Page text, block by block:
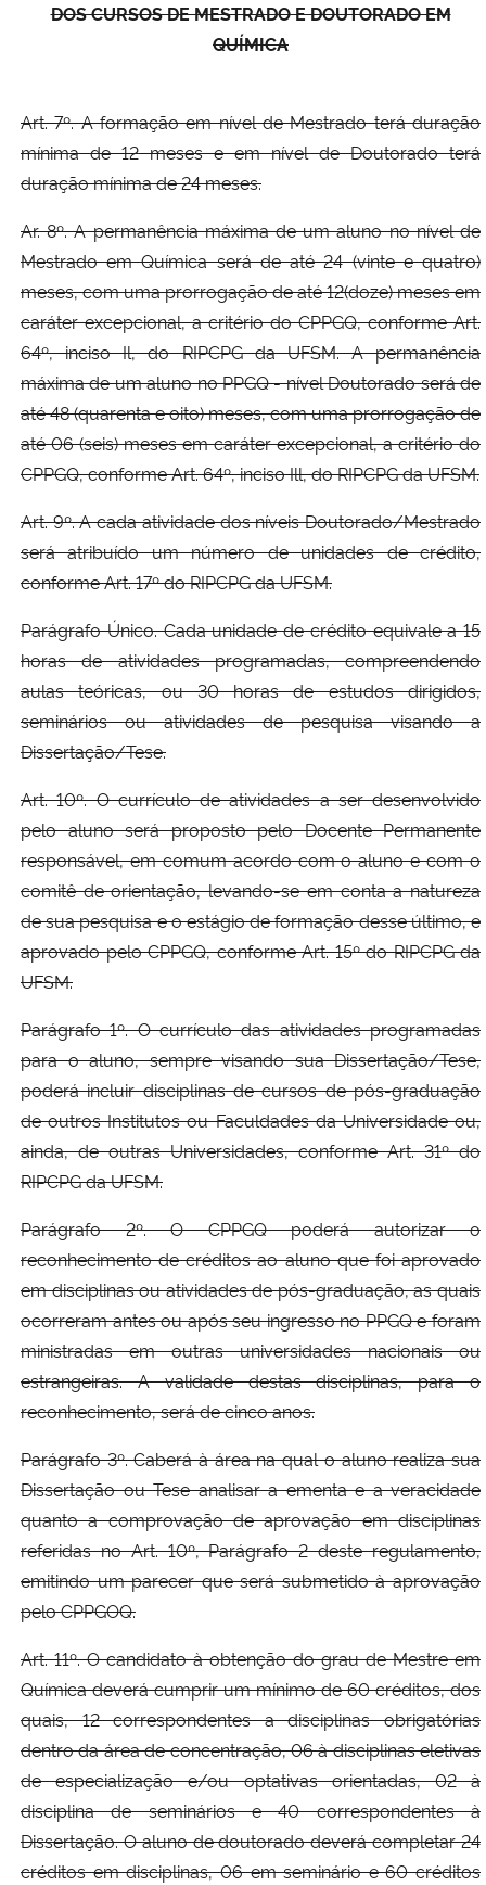
DOS CURSOS DE MESTRADO E DOUTORADO EM
QUÍMICA
Art. 7º. A formação em nível de Mestrado terá duração
mínima de 12 meses e em nível de Doutorado terá
duração mínima de 24 meses.
Ar. 8º. A permanência máxima de um aluno no nível de
Mestrado em Química será de até 24 (vinte e quatro)
meses, com uma prorrogação de até 12(doze) meses em
caráter excepcional, a critério do CPPGQ, conforme Art.
64º, inciso Il, do RIPCPG da UFSM. A permanência
máxima de um aluno no PPGQ - nível Doutorado será de
até 48 (quarenta e oito) meses, com uma prorrogação de
até 06 (seis) meses em caráter excepcional, a critério do
CPPGQ, conforme Art. 64º, inciso Ill, do RIPCPG da UFSM.
Art. 9º. A cada atividade dos níveis Doutorado/Mestrado
será atribuído um número de unidades de crédito,
conforme Art. 17º do RIPCPG da UFSM.
Parágrafo Único. Cada unidade de crédito equivale a 15
horas de atividades programadas, compreendendo
aulas teóricas, ou 30 horas de estudos dirigidos,
seminários ou atividades de pesquisa visando a
Dissertação/Tese.
Art. 10º. O currículo de atividades a ser desenvolvido
pelo aluno será proposto pelo Docente Permanente
responsável, em comum acordo com o aluno e com o
comitê de orientação, levando-se em conta a natureza
de sua pesquisa e o estágio de formação desse último, e
aprovado pelo CPPGQ, conforme Art. 15º do RIPCPG da
UFSM.
Parágrafo 1º. O currículo das atividades programadas
para o aluno, sempre visando sua Dissertação/Tese,
poderá incluir disciplinas de cursos de pós-graduação
de outros Institutos ou Faculdades da Universidade ou,
ainda, de outras Universidades, conforme Art. 31º do
RIPCPG da UFSM.
Parágrafo 2º. O CPPGQ poderá autorizar o
reconhecimento de créditos ao aluno que foi aprovado
em disciplinas ou atividades de pós-graduação, as quais
ocorreram antes ou após seu ingresso no PPGQ e foram
ministradas em outras universidades nacionais ou
estrangeiras. A validade destas disciplinas, para o
reconhecimento, será de cinco anos.
Parágrafo 3º. Caberá à área na qual o aluno realiza sua
Dissertação ou Tese analisar a ementa e a veracidade
quanto a comprovação de aprovação em disciplinas
referidas no Art. 10º, Parágrafo 2 deste regulamento,
emitindo um parecer que será submetido à aprovação
pelo CPPGOQ.
Art. 11º. O candidato à obtenção do grau de Mestre em
Química deverá cumprir um mínimo de 60 créditos, dos
quais, 12 correspondentes a disciplinas obrigatórias
dentro da área de concentração, 06 à disciplinas eletivas
de especialização e/ou optativas orientadas, 02 à
disciplina de seminários e 40 correspondentes à
Dissertação. O aluno de doutorado deverá completar 24
créditos em disciplinas, 06 em seminário e 60 créditos